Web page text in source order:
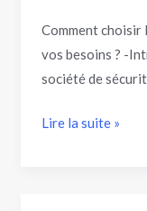
Comment choisir
vos besoins ? -
société de
Lire la suite »